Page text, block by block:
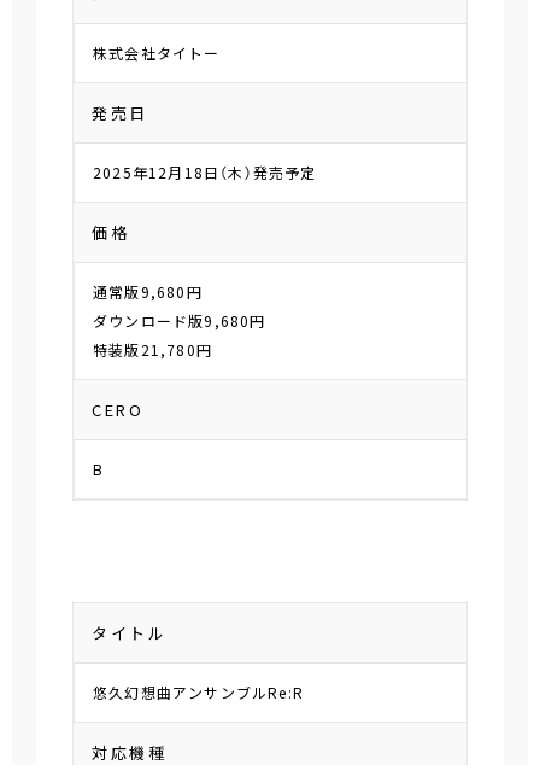
株式会社タイトー
発売日
2025年12月18日（木）発売予定
価格
通常版9,680円
ダウンロード版9,680円
特装版21,780円
CERO
B
タイトル
悠久幻想曲アンサンブルRe:R
対応機種